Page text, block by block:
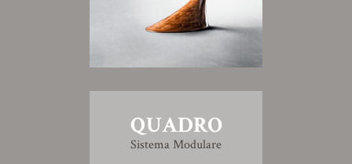
QUADRO
Sistema Modulare